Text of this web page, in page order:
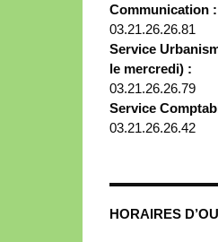
Communication :
03.21.26.26.81
Service
le mercredi) :
03.21.26.26.79
Service
03.21.26.26.42
HORAIRES